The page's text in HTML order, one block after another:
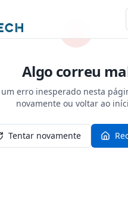
Algo correu
erro inesperado nesta
novamente ou voltar ao
Tentar novamente